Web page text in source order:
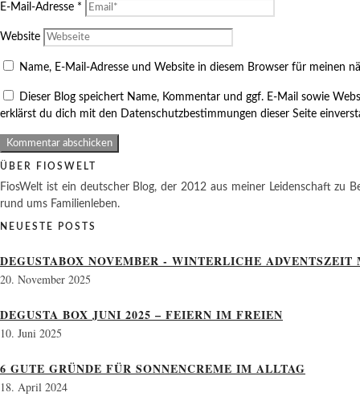
E-Mail-Adresse *
Website
Name, E-Mail-Adresse und Website in diesem Browser für meinen
Dieser Blog speichert Name, Kommentar und ggf. E-Mail sowie
erklärst du dich mit den Datenschutzbestimmungen dieser Seite
ÜBER FIOSWELT
FiosWelt ist ein deutscher Blog, der 2012 aus meiner Leidenschaft zu
rund ums Familienleben.
NEUESTE POSTS
DEGUSTABOX NOVEMBER - WINTERLICHE
20. November 2025
DEGUSTA BOX JUNI 2025 – FEIERN IM FREIEN
10. Juni 2025
6 GUTE GRÜNDE FÜR SONNENCREME IM ALLTAG
18. April 2024